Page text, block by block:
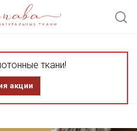
ткани!
акции